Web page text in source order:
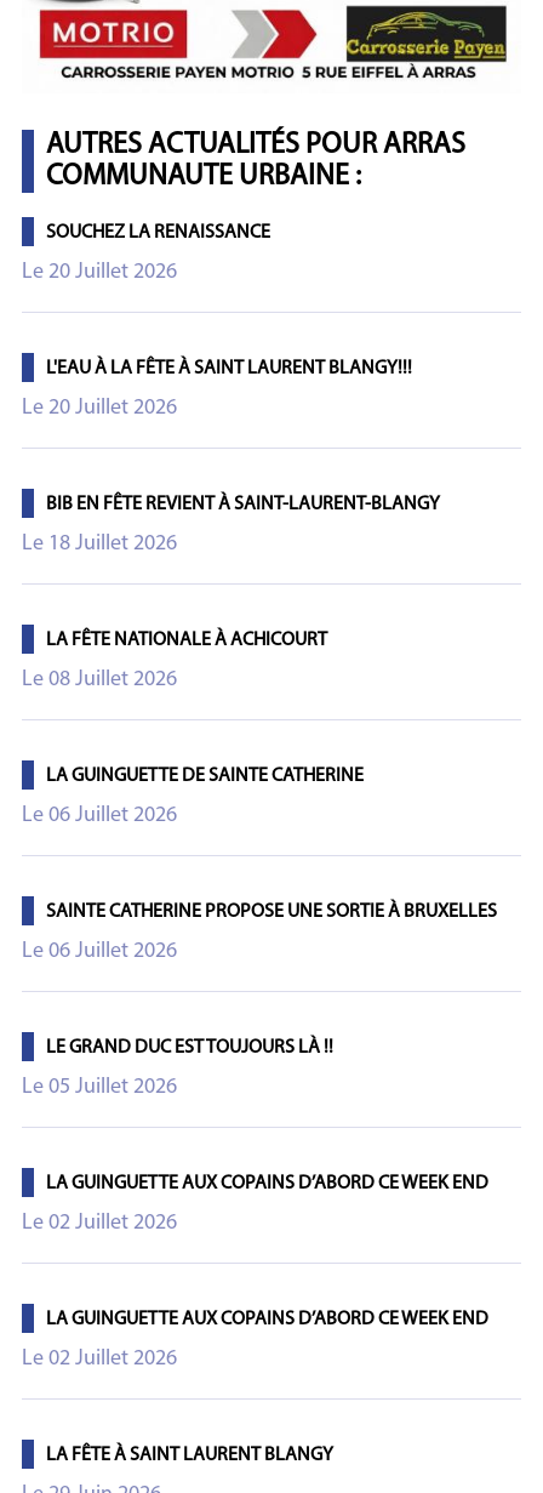
AUTRES ACTUALITÉS POUR ARRAS
COMMUNAUTE URBAINE :
SOUCHEZ LA RENAISSANCE
Le 20 Juillet 2026
L'EAU À LA FÊTE À SAINT LAURENT BLANGY!!!
Le 20 Juillet 2026
BIB EN FÊTE REVIENT À SAINT-LAURENT-BLANGY
Le 18 Juillet 2026
LA FÊTE NATIONALE À ACHICOURT
Le 08 Juillet 2026
LA GUINGUETTE DE SAINTE CATHERINE
Le 06 Juillet 2026
SAINTE CATHERINE PROPOSE UNE SORTIE À BRUXELLES
Le 06 Juillet 2026
LE GRAND DUC EST TOUJOURS LÀ !!
Le 05 Juillet 2026
LA GUINGUETTE AUX COPAINS D’ABORD CE WEEK END
Le 02 Juillet 2026
LA GUINGUETTE AUX COPAINS D’ABORD CE WEEK END
Le 02 Juillet 2026
LA FÊTE À SAINT LAURENT BLANGY